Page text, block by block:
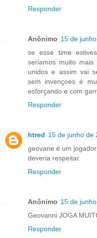
Responder
Anônimo 15 de
se esse time
seriamos muito
unidos e assim vai
sem invençoes é
esforçando e com
Responder
htred 15 de junho de
geovane é um
deveria respeitar.
Responder
Anônimo 15 de
Geovanni JOGA
Responder